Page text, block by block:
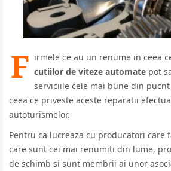
F irmele ce au un renume in ceea
cutiilor de viteze automate pot
serviciile cele mai bune din
ceea ce priveste aceste reparatii
autoturismelor.
Pentru ca lucreaza cu producatori care
care sunt cei mai renumiti din lume,
de schimb si sunt membrii ai unor